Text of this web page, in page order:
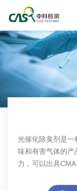
光催化除臭剂是一
味和有害气体的产
力，可以出具CMA